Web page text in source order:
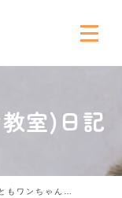
室)日記
ワンちゃんとも仲良くなろう